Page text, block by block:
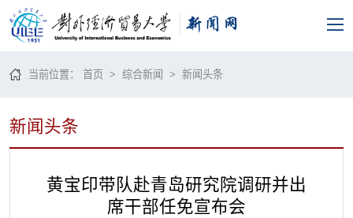
当前位置：首页 >综合新闻 >新闻头条
新闻头条
黄宝印带队赴青岛研究院调研并出
席干部任免宣布会